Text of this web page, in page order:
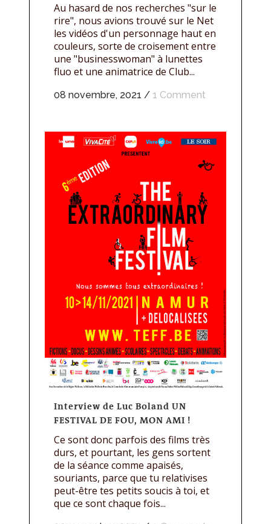
Au hasard de nos recherches "sur le
rire", nous avions trouvé sur le Net
les vidéos d'un personnage haut en
couleurs, sorte de croisement entre
une "businesswoman" à lunettes
fluo et une animatrice de Club...
08 novembre, 2021 / 1 Comment
Interview de Luc Boland UN
FESTIVAL DE FOU, MON AMI !
Ce sont donc parfois des films très
durs, et pourtant, les gens sortent
de la séance comme apaisés,
souriants, parce que tu relativises
peut-être tes petits soucis à toi, et
que ce sont chaque fois...